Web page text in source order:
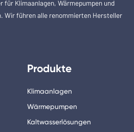
für Klimaanlagen, Wärmepumpen und
Wir führen alle renommierten Hersteller
Produkte
Klimaanlagen
Wärmepumpen
Kaltwasserlösungen